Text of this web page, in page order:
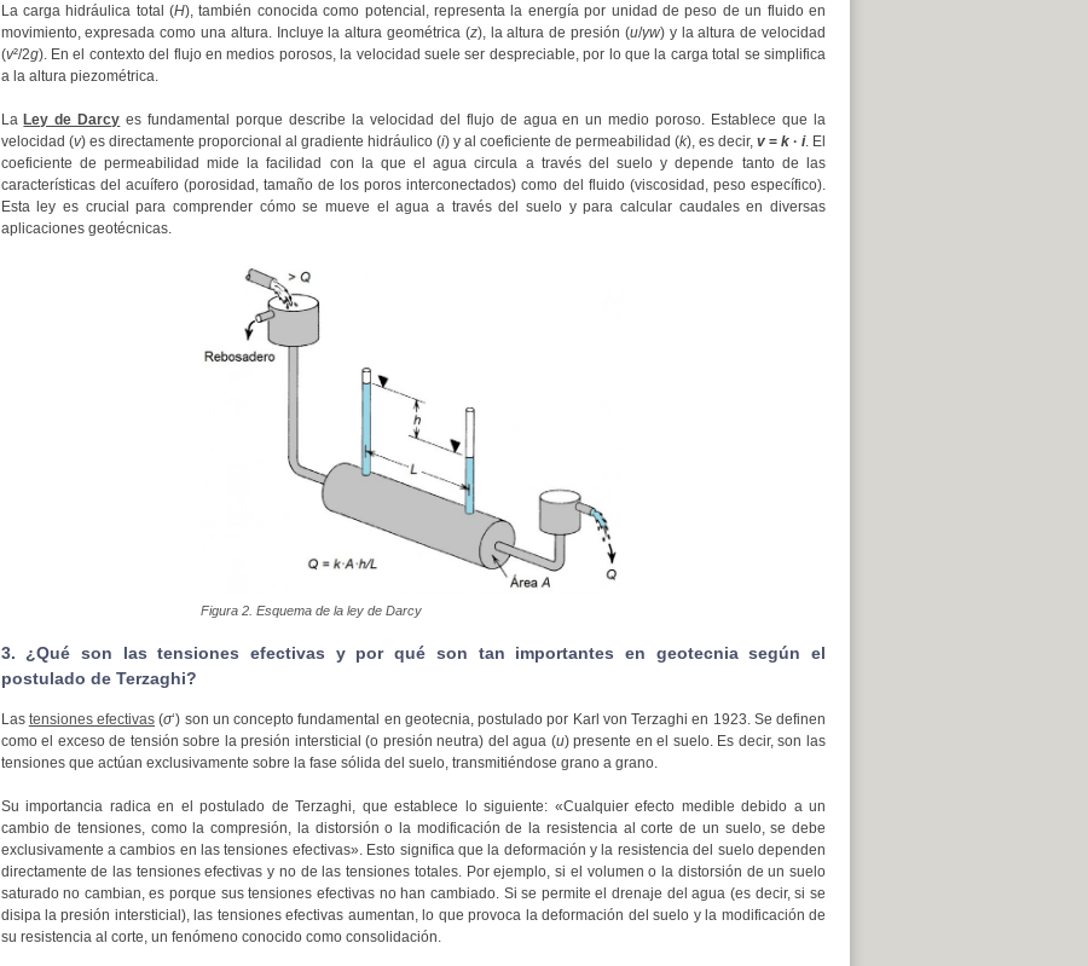
La carga hidráulica total (H), también conocida como potencial, representa la energía por unidad de peso de un fluido en
movimiento, expresada como una altura. Incluye la altura geométrica (z), la altura de presión (u/γw) y la altura de velocidad
(v²/2g). En el contexto del flujo en medios porosos, la velocidad suele ser despreciable, por lo que la carga total se simplifica
a la altura piezométrica.
LaLey de Darcy es fundamental porque describe la velocidad del flujo de agua en un medio poroso. Establece que la
velocidad (v) es directamente proporcional al gradiente hidráulico (i) y al coeficiente de permeabilidad (k), es decir, v= k·i. El
coeficiente de permeabilidad mide la facilidad con la que el agua circula a través del suelo y depende tanto de las
características del acuífero (porosidad, tamaño de los poros interconectados) como del fluido (viscosidad, peso específico).
Esta ley es crucial para comprender cómo se mueve el agua a través del suelo y para calcular caudales en diversas
aplicaciones geotécnicas.
Figura 2. Esquema de la ley de Darcy
3. ¿Qué son las tensiones efectivas y por qué son tan importantes en geotecnia según el
postulado de Terzaghi?
Las tensiones efectivas (σ‘) son un concepto fundamental en geotecnia, postulado por Karl von Terzaghi en 1923. Se definen
como el exceso de tensión sobre la presión intersticial (o presión neutra) del agua (u) presente en el suelo. Es decir, son las
tensiones que actúan exclusivamente sobre la fase sólida del suelo, transmitiéndose grano a grano.
Su importancia radica en el postulado de Terzaghi, que establece lo siguiente: «Cualquier efecto medible debido a un
cambio de tensiones, como la compresión, la distorsión o la modificación de la resistencia al corte de un suelo, se debe
exclusivamente a cambios en las tensiones efectivas». Esto significa que la deformación y la resistencia del suelo dependen
directamente de las tensiones efectivas y no de las tensiones totales. Por ejemplo, si el volumen o la distorsión de un suelo
saturado no cambian, es porque sus tensiones efectivas no han cambiado. Si se permite el drenaje del agua (es decir, si se
disipa la presión intersticial), las tensiones efectivas aumentan, lo que provoca la deformación del suelo y la modificación de
su resistencia al corte, un fenómeno conocido como consolidación.